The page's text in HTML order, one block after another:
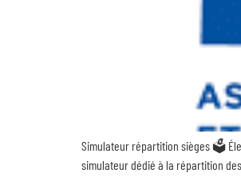
Simulateur répartition sièges 🗳️
simulateur dédié à la répartition